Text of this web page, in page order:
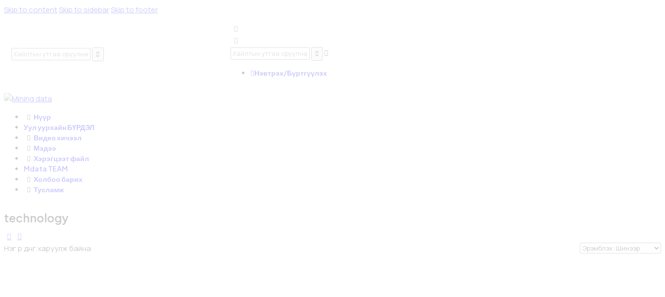
Skip to contentSkip to sidebarSkip to footer
Нэвтрэх/Бүртгүүлэх
Нүүр
Уул уурхайн БҮРДЭЛ
Видео хичээл
Мэдээ
Хэрэгцээт файл
Mdata TEAM
Холбоо барих
Тусламж
technology
Нэг үр дүнг харуулж байна